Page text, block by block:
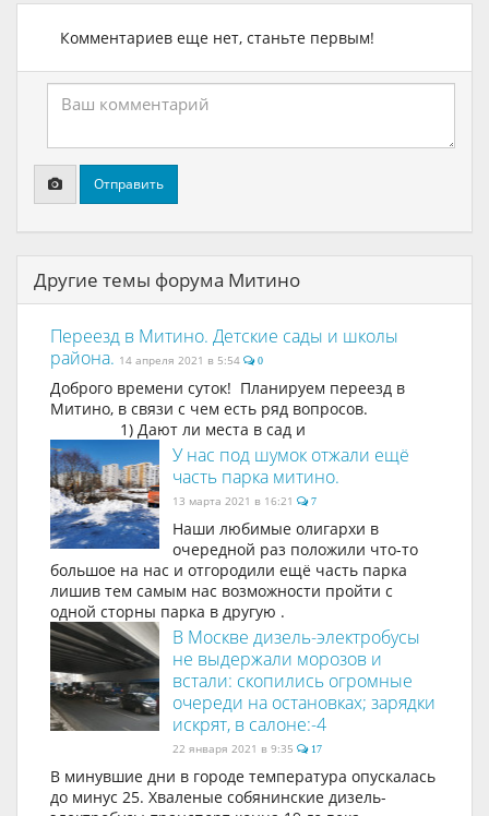
Комментариев еще нет, станьте первым!
Отправить
Другие темы форума Митино
Переезд в Митино. Детские сады и школы
района. 14 апреля 2021 в 5:54 0
Доброго времени суток! Планируем переезд в
Митино, в связи с чем есть ряд вопросов.
1) Дают ли места в сад и
У нас под шумок отжали ещё
часть парка митино.
13 марта 2021 в 16:21 7
Наши любимые олигархи в
очередной раз положили что-то
большое на нас и отгородили ещё часть парка
лишив тем самым нас возможности пройти с
одной сторны парка в другую .
В Москве дизель-электробусы
не выдержали морозов и
встали: скопились огромные
очереди на остановках; зарядки
искрят, в салоне:-4
22 января 2021 в 9:35 17
В минувшие дни в городе температура опускалась
до минус 25. Хваленые собянинские дизель-